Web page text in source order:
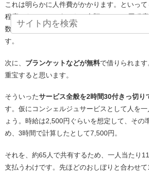
これは明らかに人件費がかかります。といっ
程度のものでしょうから、金額にして10円程
数十円でしょうから、高く見積もっても35円
す。
次に、 ブランケットなどが無料で借りられま
重宝すると思います。
そういったサービス全般を2時間30付きっ切り
す。仮にコンシェルジュサービスとして人を
ょう。時給は2,500円ぐらいを想定して、その
め、3時間で計算したとして7,500円。
それを、約65人で共有するため、一人当たり
支払うわけです。先ほどのおしぼりと合わせ